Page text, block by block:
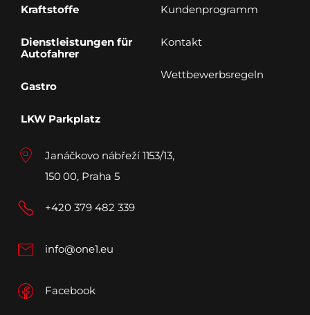
Janáčkovo nábřeží 1153/13,
150 00, Praha 5
+420 379 482 339
info@one1.eu
Facebook
Kraftstoffe
Dienstleistungen für
Autofahrer
Gastro
LKW Parkplatz
Kundenprogramm
Kontakt
Wettbewerbsregeln